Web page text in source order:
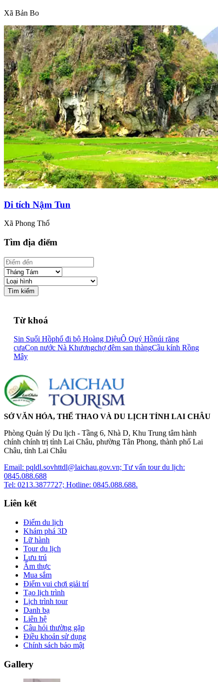
Xã Bản Bo
Di tích Nậm Tun
Xã Phong Thổ
Tìm địa điểm
Tìm kiếm
Từ khoá
Sin Suối Hồphố đi bộ Hoàng DiệuÔ Quý Hồnúi răng
cưaCọn nước Nà Khươngchợ đêm san thàngCầu kính Rồng
Mây
SỞ VĂN HÓA, THỂ THAO VÀ DU LỊCH TỈNH LAI CHÂU
Phòng Quản lý Du lịch - Tầng 6, Nhà D, Khu Trung tâm hành
chính chính trị tỉnh Lai Châu, phường Tân Phong, thành phố Lai
Châu, tỉnh Lai Châu
Email: pqldl.sovhttdl@laichau.gov.vn; Tư vấn tour du lịch:
0845.088.688
Tel: 0213.3877727; Hotline: 0845.088.688.
Liên kết
Điểm du lịch
Khám phá 3D
Lữ hành
Tour du lịch
Lưu trú
Ẩm thực
Mua sắm
Điểm vui chơi giải trí
Tạo lịch trình
Lịch trình tour
Danh bạ
Liên hệ
Câu hỏi thường gặp
Điều khoản sử dụng
Chính sách bảo mật
Gallery